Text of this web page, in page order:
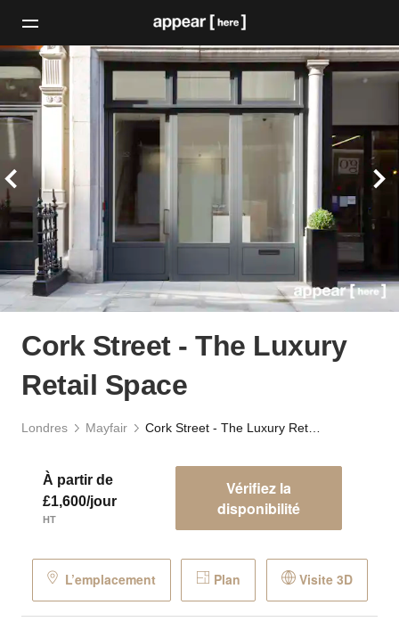
Cork Street - The Luxury
Retail Space
Londres Mayfair
À partir de
£1,600/jour
HT
Vérifiez la
disponibilité
L’emplacement Plan Visite 3D